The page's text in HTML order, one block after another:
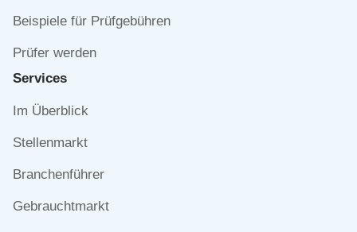
Beispiele für Prüfgebühren
Prüfer werden
Services
Navigation
Im Überblick
Stellenmarkt
Branchenführer
Gebrauchtmarkt